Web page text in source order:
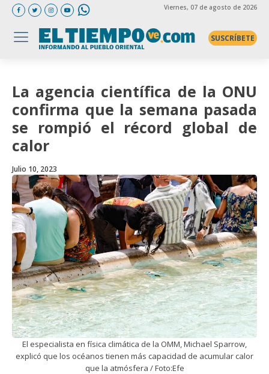
Viernes, 07 de agosto de 2026
SUSCRÍBETE
La agencia científica de la ONU
confirma que la semana pasada
se rompió el récord global de
calor
Julio 10, 2023
El especialista en física climática de la OMM, Michael Sparrow,
explicó que los océanos tienen más capacidad de acumular calor
que la atmósfera / Foto:Efe